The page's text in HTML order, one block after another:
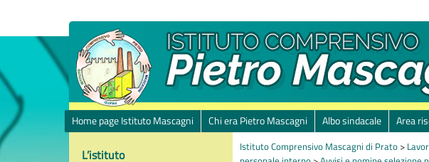
Home page Istituto Mascagni Chi era Pietro Mascagni Albo sindacale Area
L’istituto Istituto Comprensivo Mascagni di Prato >